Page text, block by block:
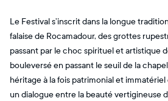
Le Festival s’inscrit dans la longue
falaise de Rocamadour, des grottes
passant par le choc spirituel et artistique
bouleversé en passant le seuil de la
héritage à la fois patrimonial et immatériel
un dialogue entre la beauté vertigineuse